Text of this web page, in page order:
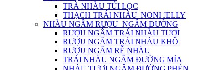
TRÀ NHÀU TÚI LỌC
THẠCH TRÁI NHÀU_NONI JELLY
NHÀU NGÂM RƯỢU_NGÂM ĐƯỜNG
RƯỢU NGÂM TRÁI NHÀU TƯƠI
RƯỢU NGÂM TRÁI NHÀU KHÔ
RƯỢU NGÂM RỄ NHÀU
TRÁI NHÀU NGÂM ĐƯỜNG MÍA
NHÀU TƯƠI NGÂM ĐƯỜNG PHÈN